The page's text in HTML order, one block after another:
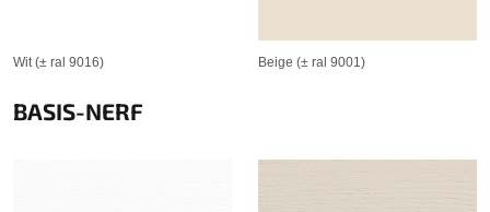
Wit (± ral 9016) Beige (± ral 9001)
BASIS-NERF